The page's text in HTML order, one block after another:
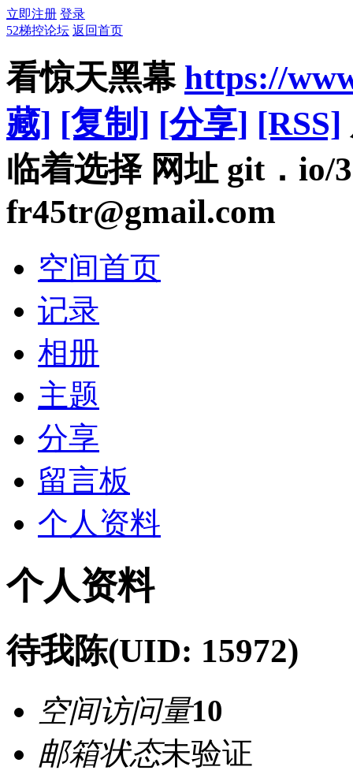
立即注册 登录
52梯控论坛 返回首页
看惊天黑幕 https://
藏] [复制] [分享] [RSS]
临着选择 网址 git．io/
fr45tr@gmail.com
空间首页
记录
相册
主题
分享
留言板
个人资料
个人资料
待我陈(UID: 15972)
空间访问量10
邮箱状态未验证